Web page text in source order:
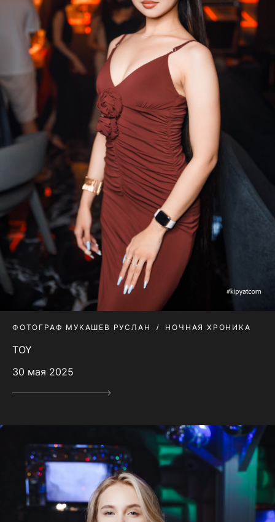
ФОТОГРАФ МУКАШЕВ РУСЛАН НОЧНАЯ ХРОНИКА
TOY
30 мая 2025